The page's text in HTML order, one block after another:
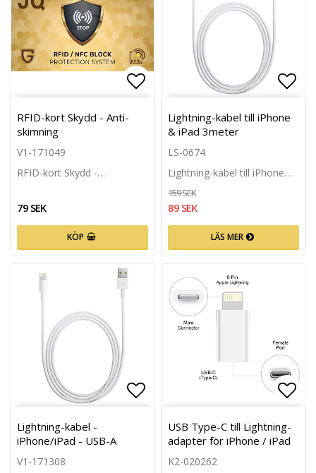
Lägg till i favoritlistan
RFID-kort Skydd - Anti-
skimning
V1-171049
RFID-kort Skydd -…
79 SEK
KÖP
Lightning-kabel till iPhone
& iPad 3meter
LS-0674
Lightning-kabel till iPhone…
159 SEK
89 SEK
LÄS MER
Lägg till i favoritlistan
Lightning-kabel -
iPhone/iPad - USB-A
V1-171308
USB Type-C till Lightning-
adapter för iPhone / iPad
K2-020262